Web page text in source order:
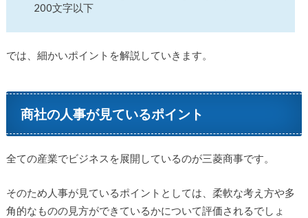
200文字以下
では、細かいポイントを解説していきます。
商社の人事が見ているポイント
全ての産業でビジネスを展開しているのが三菱商事です。
そのため人事が見ているポイントとしては、柔軟な考え方や多
角的なものの見方ができているかについて評価されるでしょ